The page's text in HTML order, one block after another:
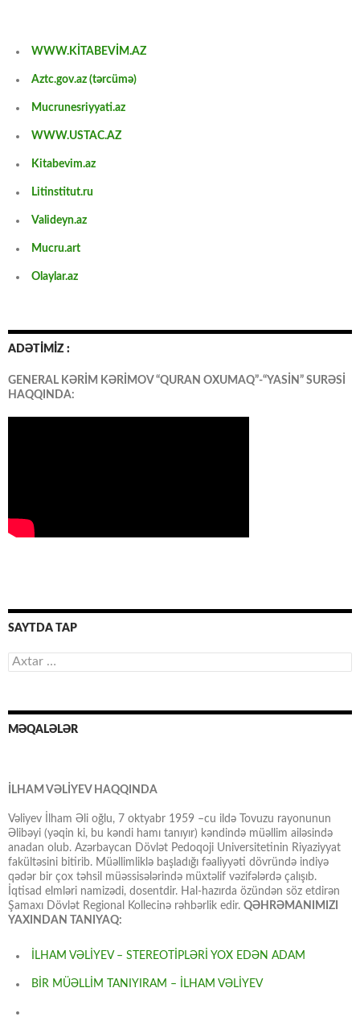
WWW.KİTABEVİM.AZ
Aztc.gov.az (tərcümə)
Mucrunesriyyati.az
WWW.USTAC.AZ
Kitabevim.az
Litinstitut.ru
Valideyn.az
Mucru.art
Olaylar.az
ADƏTİMİZ :
GENERAL KƏRİM KƏRİMOV “QURAN OXUMAQ”-“YASİN” SURƏSİ
HAQQINDA:
SAYTDA TAP
Axtarış:
MƏQALƏLƏR
İLHAM VƏLİYEV HAQQINDA
Vəliyev İlham Əli oğlu, 7 oktyabr 1959 –cu ildə Tovuzu rayonunun
Əlibəyi (yəqin ki, bu kəndi hamı tanıyır) kəndində müəllim ailəsində
anadan olub. Azərbaycan Dövlət Pedoqoji Universitetinin Riyaziyyat
fakültəsini bitirib. Müəllimliklə başladığı fəaliyyəti dövründə indiyə
qədər bir çox təhsil müəssisələrində müxtəlif vəzifələrdə çalışıb.
İqtisad elmləri namizədi, dosentdir. Hal-hazırda özündən söz etdirən
Şamaxı Dövlət Regional Kollecinə rəhbərlik edir. QƏHRƏMANIMIZI
YAXINDAN TANIYAQ:
İLHAM VƏLİYEV – STEREOTİPLƏRİ YOX EDƏN ADAM
BİR MÜƏLLİM TANIYIRAM – İLHAM VƏLİYEV